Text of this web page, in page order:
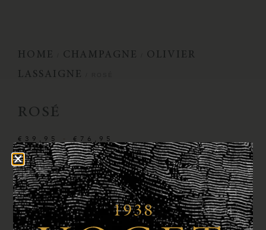
HOME CHAMPAGNE
OLIVIER
LASSAIGNE
ROSÉ
€ 39,95 - € 76,95
Formaat